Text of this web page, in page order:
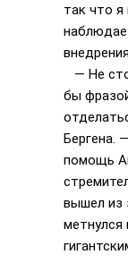
так что я
— Не
бы
Бергена.
помощь
вышел из
метнулся